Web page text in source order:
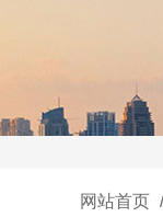
网站首页 /